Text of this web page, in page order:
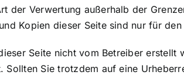
der Verwertung außerhalb der
Kopien dieser Seite sind nur für
Seite nicht vom Betreiber
Sollten Sie trotzdem auf eine